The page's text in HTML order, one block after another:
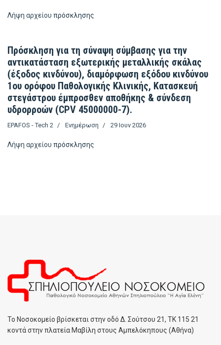
Λήψη αρχείου πρόσκλησης
Πρόσκληση για τη σύναψη σύμβασης για την
αντικατάσταση εξωτερικής μεταλλικής σκάλας
(έξοδος κινδύνου), διαμόρφωση εξόδου κινδύνου
1ου ορόφου Παθολογικής Κλινικής, Κατασκευή
στεγάστρου έμπροσθεν αποθήκης & σύνδεση
υδρορροών (CPV 45000000-7).
EPAFOS - Tech 2 Ενημέρωση 29 Ιουν 2026
Λήψη αρχείου πρόσκλησης
To Noσοκομείο βρίσκεται στην οδό Δ. Σούτσου 21, ΤΚ 115 21
κοντά στην πλατεία Μαβίλη στους Αμπελόκηπους (Αθήνα)